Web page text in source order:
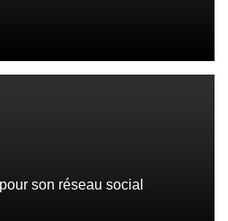
son réseau social